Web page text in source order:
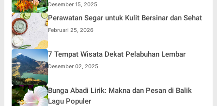
Desember 15, 2025
Perawatan Segar untuk Kulit Bersinar dan Sehat
Februari 25, 2026
7 Tempat Wisata Dekat Pelabuhan Lembar
Desember 02, 2025
Bunga Abadi Lirik: Makna dan Pesan di Balik
Lagu Populer